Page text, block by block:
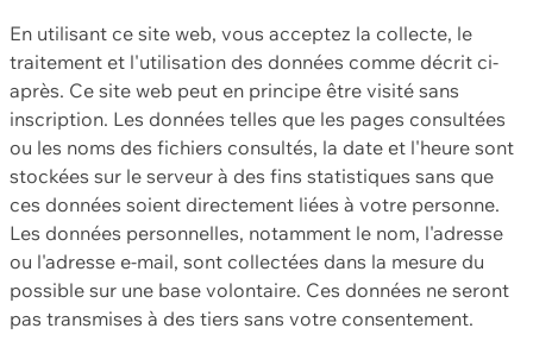
En utilisant ce site web, vous acceptez la collecte, le
traitement et l'utilisation des données comme décrit ci-
après. Ce site web peut en principe être visité sans
inscription. Les données telles que les pages consultées
ou les noms des fichiers consultés, la date et l'heure sont
stockées sur le serveur à des fins statistiques sans que
ces données soient directement liées à votre personne.
Les données personnelles, notamment le nom, l'adresse
ou l'adresse e-mail, sont collectées dans la mesure du
possible sur une base volontaire. Ces données ne seront
pas transmises à des tiers sans votre consentement.